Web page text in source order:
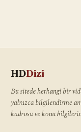
HDDizi
Bu sitede herhangi bir
yalnızca bilgilendirme
kadrosu ve konu